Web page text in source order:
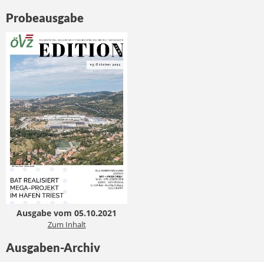
Probeausgabe
Ausgabe vom 05.10.2021
Zum Inhalt
Ausgaben-Archiv